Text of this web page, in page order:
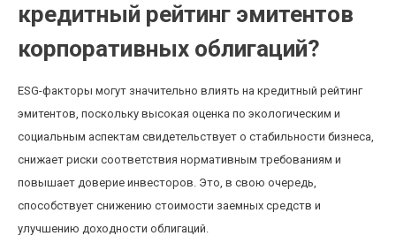
кредитный рейтинг эмитентов
корпоративных облигаций?
ESG-факторы могут значительно влиять на кредитный рейтинг
эмитентов, поскольку высокая оценка по экологическим и
социальным аспектам свидетельствует о стабильности бизнеса,
снижает риски соответствия нормативным требованиям и
повышает доверие инвесторов. Это, в свою очередь,
способствует снижению стоимости заемных средств и
улучшению доходности облигаций.